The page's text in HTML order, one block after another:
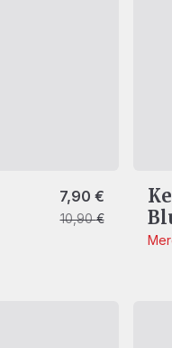
10,90€
Ursprünglicher
7,90 €
Aktueller Preis